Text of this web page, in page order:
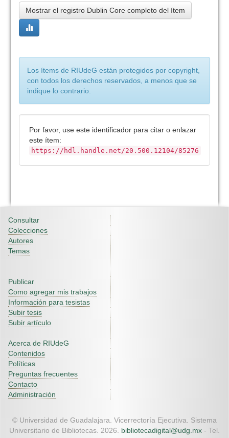
Mostrar el registro Dublin Core completo del ítem
Los ítems de RIUdeG están protegidos por copyright,
con todos los derechos reservados, a menos que se
indique lo contrario.
Por favor, use este identificador para citar o enlazar
este ítem:
https://hdl.handle.net/20.500.12104/85276
Consultar
Colecciones
Autores
Temas
Publicar
Como agregar mis trabajos
Información para tesistas
Subir tesis
Subir artículo
Acerca de RIUdeG
Contenidos
Políticas
Preguntas frecuentes
Contacto
Administración
© Universidad de Guadalajara. Vicerrectoría Ejecutiva. Sistema
Universitario de Bibliotecas. 2026. bibliotecadigital@udg.mx - Tel.